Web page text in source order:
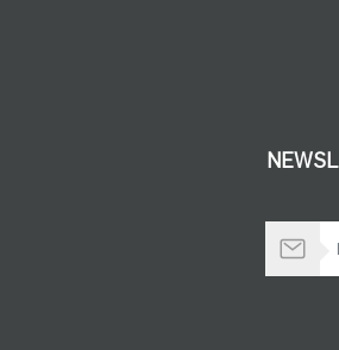
Bleiben Sie auf dem